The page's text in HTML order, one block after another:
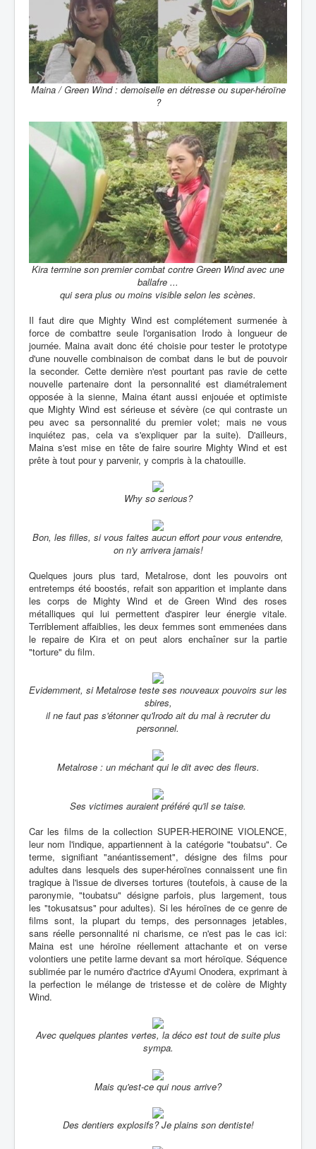
Maina / Green Wind : demoiselle en détresse ou super-héroïne
?
Kira termine son premier combat contre Green Wind avec une
ballafre ...
qui sera plus ou moins visible selon les scènes.
Il faut dire que Mighty Wind est complétement surmenée à
force de combattre seule l'organisation Irodo à longueur de
journée. Maina avait donc été choisie pour tester le prototype
d'une nouvelle combinaison de combat dans le but de pouvoir
la seconder. Cette dernière n'est pourtant pas ravie de cette
nouvelle partenaire dont la personnalité est diamétralement
opposée à la sienne, Maina étant aussi enjouée et optimiste
que Mighty Wind est sérieuse et sévère (ce qui contraste un
peu avec sa personnalité du premier volet; mais ne vous
inquiétez pas, cela va s'expliquer par la suite). D'ailleurs,
Maina s'est mise en tête de faire sourire Mighty Wind et est
prête à tout pour y parvenir, y compris à la chatouille.
Why so serious?
Bon, les filles, si vous faites aucun effort pour vous entendre,
on n'y arrivera jamais!
Quelques jours plus tard, Metalrose, dont les pouvoirs ont
entretemps été boostés, refait son apparition et implante dans
les corps de Mighty Wind et de Green Wind des roses
métalliques qui lui permettent d'aspirer leur énergie vitale.
Terriblement affaiblies, les deux femmes sont emmenées dans
le repaire de Kira et on peut alors enchaîner sur la partie
"torture" du film.
Evidemment, si Metalrose teste ses nouveaux pouvoirs sur les
sbires,
il ne faut pas s'étonner qu'Irodo ait du mal à recruter du
personnel.
Metalrose : un méchant qui le dit avec des fleurs.
Ses victimes auraient préféré qu'il se taise.
Car les films de la collection SUPER-HEROINE VIOLENCE,
leur nom l'indique, appartiennent à la catégorie "toubatsu". Ce
terme, signifiant "anéantissement", désigne des films pour
adultes dans lesquels des super-héroïnes connaissent une fin
tragique à l'issue de diverses tortures (toutefois, à cause de la
paronymie, "toubatsu" désigne parfois, plus largement, tous
les "tokusatsus" pour adultes). Si les héroïnes de ce genre de
films sont, la plupart du temps, des personnages jetables,
sans réelle personnalité ni charisme, ce n'est pas le cas ici:
Maina est une héroïne réellement attachante et on verse
volontiers une petite larme devant sa mort héroïque. Séquence
sublimée par le numéro d'actrice d'Ayumi Onodera, exprimant à
la perfection le mélange de tristesse et de colère de Mighty
Wind.
Avec quelques plantes vertes, la déco est tout de suite plus
sympa.
Mais qu'est-ce qui nous arrive?
Des dentiers explosifs? Je plains son dentiste!